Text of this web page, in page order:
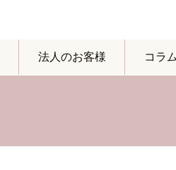
法人のお客様 コラ